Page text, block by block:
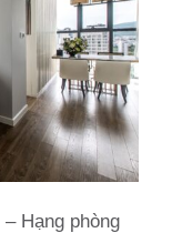
– Hạng phòng